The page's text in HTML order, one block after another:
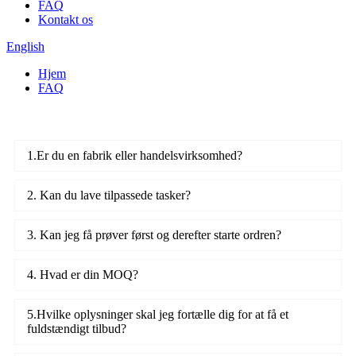
FAQ
Kontakt os
English
Hjem
FAQ
1.Er du en fabrik eller handelsvirksomhed?
2. Kan du lave tilpassede tasker?
3. Kan jeg få prøver først og derefter starte ordren?
4. Hvad er din MOQ?
5.Hvilke oplysninger skal jeg fortælle dig for at få et
fuldstændigt tilbud?